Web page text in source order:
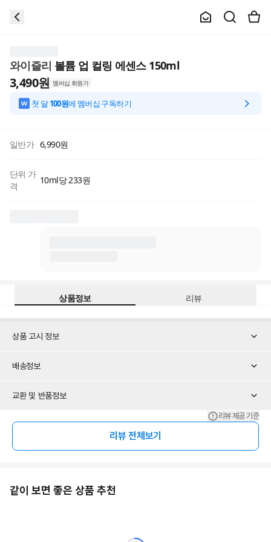
와이즐리 볼륨 업 컬링 에센스 150ml
3,490원 멤버십 회원가
첫 달100원에 멤버십 구독하기
일반가 6,990원
단위 가
격
10ml당 233원
상품정보 리뷰
상품 고시 정보
배송정보
교환 및 반품정보
리뷰 제공 기준
리뷰 전체보기
같이 보면 좋은 상품 추천